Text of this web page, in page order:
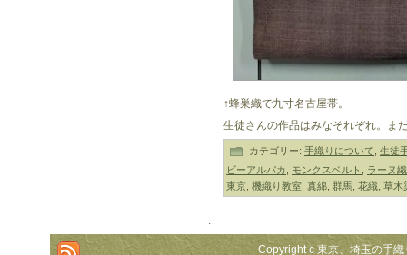
↑蜂巣織で九寸名古屋帯。
生徒さんの作品はみなそれぞれ。ま
カテゴリー: 手織りについて 生徒
ビーアルパカ
モンクスベルト
ラーヌ
東京 機織り教室 真綿 群馬 花織 草木
.
Copyright c 東京、埼玉の手